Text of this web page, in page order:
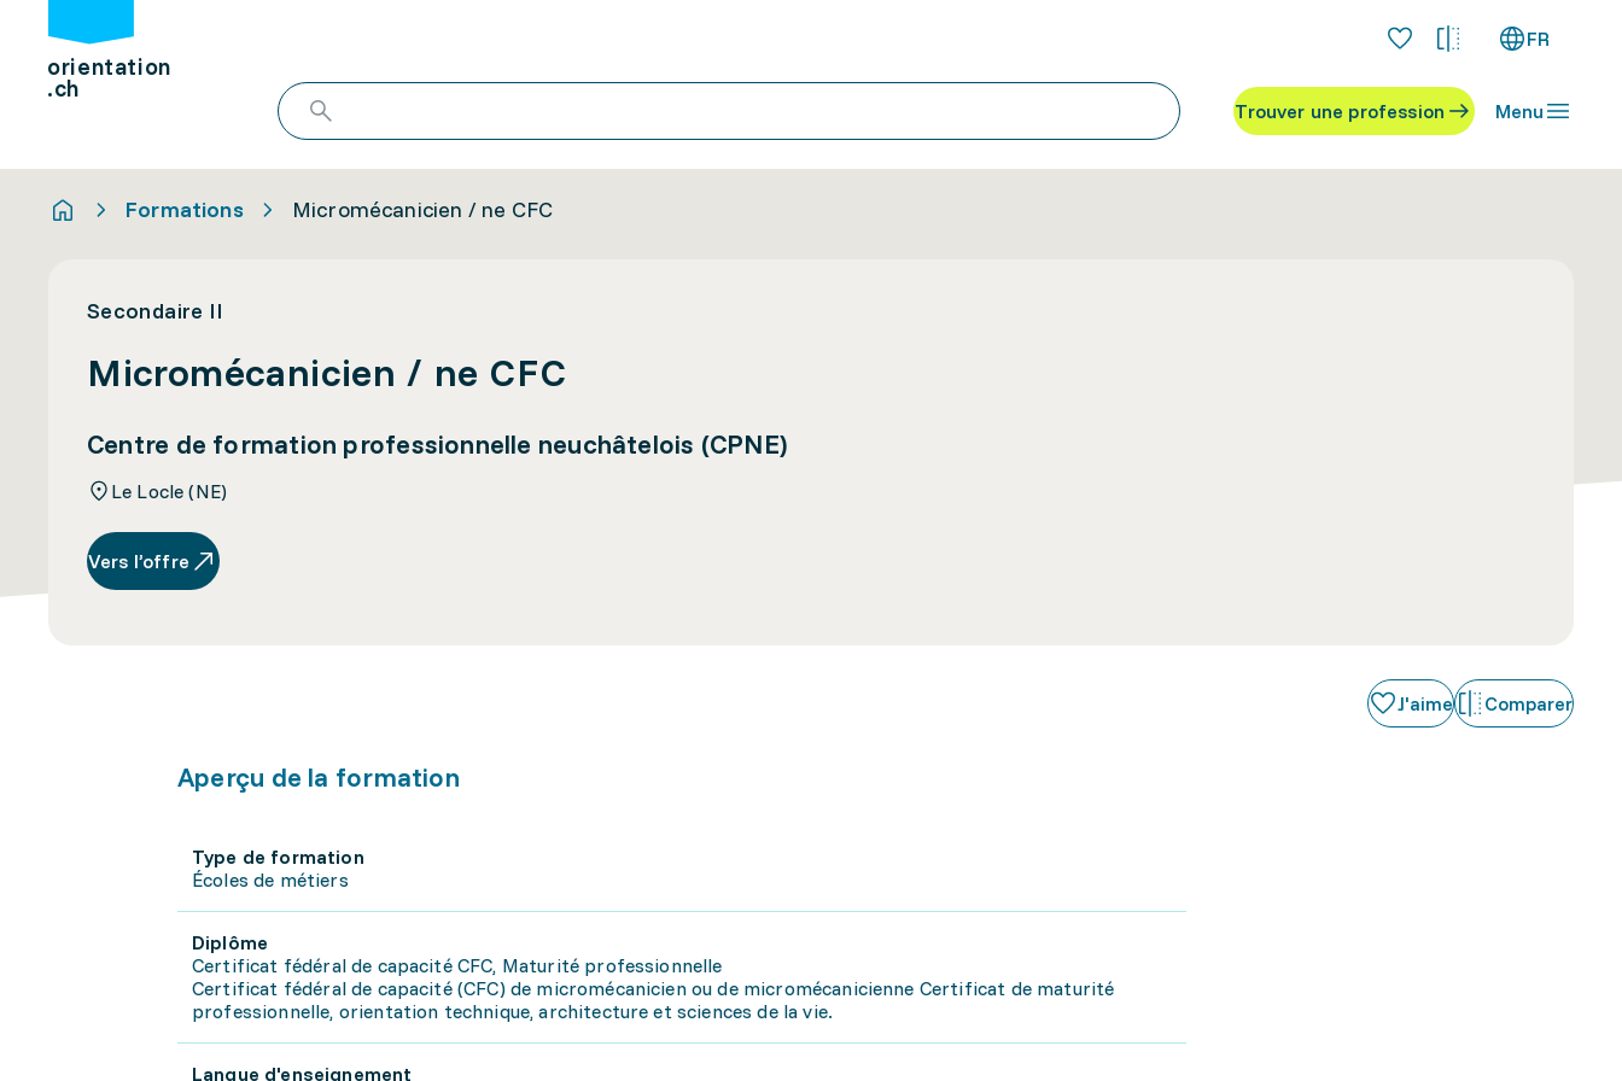
orientation
.ch
FR
Trouver une profession Menu
Formations Micromécanicien / ne CFC
Secondaire II
Micromécanicien / ne CFC
Centre de formation professionnelle neuchâtelois (CPNE)
Le Locle (NE)
Vers l’offre
J'aime Comparer
Aperçu de la formation
Type de formation
Écoles de métiers
Diplôme
Certificat fédéral de capacité CFC, Maturité professionnelle
Certificat fédéral de capacité (CFC) de micromécanicien ou de micromécanicienne Certificat de maturité
professionnelle, orientation technique, architecture et sciences de la vie.
Langue d'enseignement